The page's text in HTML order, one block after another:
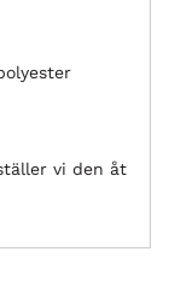
vi den åt